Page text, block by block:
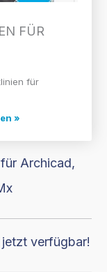
FÜR
für
»
Archicad,
verfügbar!